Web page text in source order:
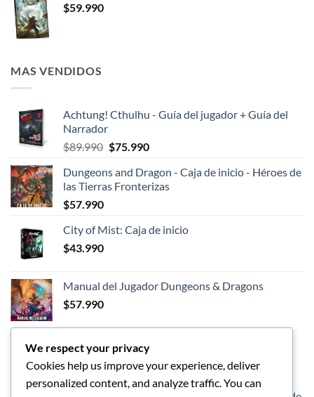
$59.990
MAS VENDIDOS
Achtung! Cthulhu - Guía del jugador + Guía del
Narrador
$89.990 El
original
era:
$75.990El
actual
es:
Dungeons and Dragon - Caja de inicio - Héroes de
las Tierras Fronterizas
$57.990
City of Mist: Caja de inicio
$43.990
Manual del Jugador Dungeons & Dragons
$57.990
LOS MEJORES
We respect your privacy
Cookies help us improve your experience, deliver
personalized content, and analyze traffic. You can